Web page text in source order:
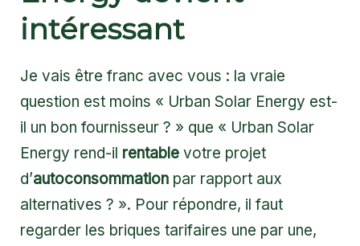
intéressant
Je vais être franc avec vous : la vraie
question est moins « Urban Solar Energy est-
il un bon fournisseur ? » que « Urban Solar
Energy rend-il rentable votre projet
d’autoconsommation par rapport aux
alternatives ? ». Pour répondre, il faut
regarder les briques tarifaires une par une,